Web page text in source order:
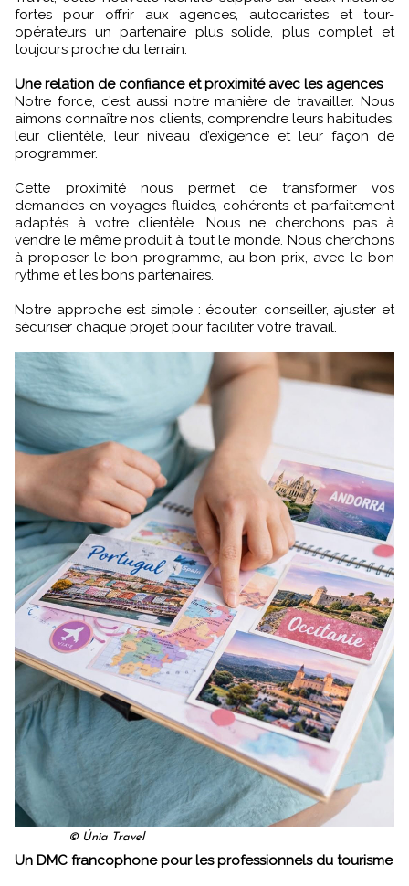
fortes pour offrir aux agences, autocaristes et tour-
opérateurs un partenaire plus solide, plus complet et
toujours proche du terrain.
Une relation de confiance et proximité avec les agences
Notre force, c’est aussi notre manière de travailler. Nous
aimons connaître nos clients, comprendre leurs habitudes,
leur clientèle, leur niveau d’exigence et leur façon de
programmer.
Cette proximité nous permet de transformer vos
demandes en voyages fluides, cohérents et parfaitement
adaptés à votre clientèle. Nous ne cherchons pas à
vendre le même produit à tout le monde. Nous cherchons
à proposer le bon programme, au bon prix, avec le bon
rythme et les bons partenaires.
Notre approche est simple : écouter, conseiller, ajuster et
sécuriser chaque projet pour faciliter votre travail.
© Únia Travel
Un DMC francophone pour les professionnels du tourisme